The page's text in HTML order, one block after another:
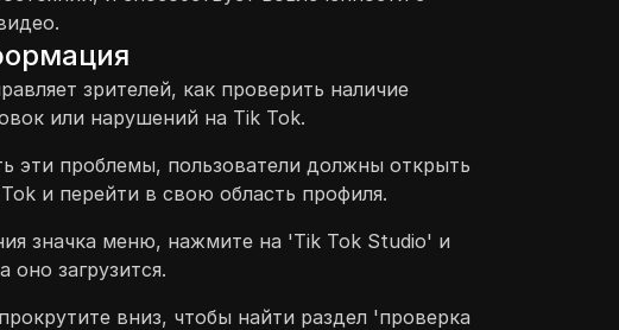
зрителей, как проверить наличие
или нарушений на Tik Tok.
эти проблемы, пользователи должны открыть
и перейти в свою область профиля.
значка меню, нажмите на 'Tik Tok Studio' и
оно загрузится.
вниз, чтобы найти раздел 'проверка